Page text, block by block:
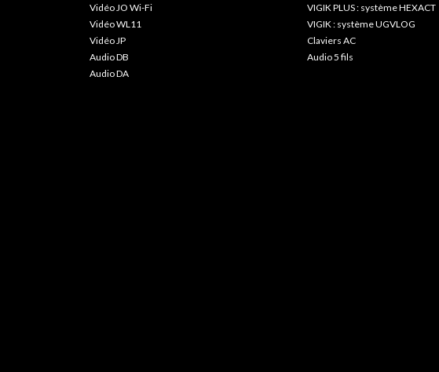
Vidéo JO Wi-Fi
Vidéo WL11
Vidéo JP
Audio DB
Audio DA
VIGIK PLUS : système HEXACT
VIGIK : système UGVLOG
Claviers AC
Audio 5 fils